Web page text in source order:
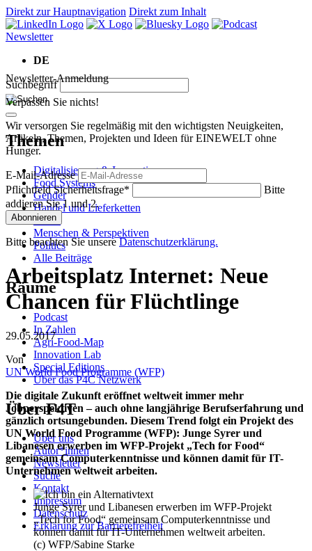
Direkt zur Hauptnavigation Direkt zum Inhalt
Newsletter
DE
Suchbegriff
Themen
Digitalisierung & Innovation
Food Systems
Gender
Handel und Lieferketten
Klima
Menschen & Perspektiven
Politics
Alle Beiträge
Räume
Podcast
In Zahlen
Agri-Food-Map
Innovation Lab
Special Editions
Über das P4C Netzwerk
Über F4T
Über uns
Autor*innen
Newsletter
Suche
Kontakt
Impressum
Datenschutz
Erklärung zur Barrierefreiheit
Newsletter-Anmeldung
Verpassen Sie nichts!
Wir versorgen Sie regelmäßig mit den wichtigsten Neuigkeiten,
Artikeln, Themen, Projekten und Ideen für EINEWELT ohne
Hunger.
E-Mail-Adresse
PflichtfeldSicherheitsfrage*
Bitte
addieren Sie 1 und 2.
Abonnieren
Bitte beachten Sie unsereDatenschutzerklärung.
Arbeitsplatz Internet: Neue
Chancen für Flüchtlinge
29.05.2017
Von
UN World Food Programme (WFP)
Die digitale Zukunft eröffnet weltweit immer mehr
Jobperspektiven – auch ohne langjährige Berufserfahrung und
gänzlich ortsungebunden. Diesem Trend folgt ein Projekt des
UN World Food Programme (WFP): Junge Syrer und
Libanesen erwerben im WFP-Projekt „Tech for Food“
gemeinsam Computerkenntnisse und können damit für IT-
Unternehmen weltweit arbeiten.
Junge Syrer und Libanesen erwerben im WFP-Projekt
„Tech for Food“ gemeinsam Computerkenntnisse und
können damit für IT-Unternehmen weltweit arbeiten.
(c) WFP/Sabine Starke